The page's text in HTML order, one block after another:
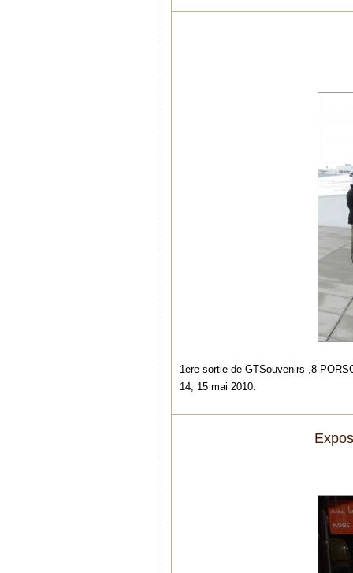
1ere sortie de GTSouvenirs ,8
14, 15 mai 2010.